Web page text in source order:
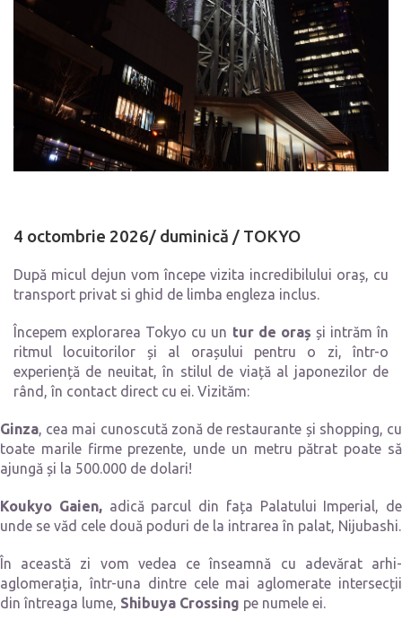
4 octombrie 2026/ duminică / TOKYO
După micul dejun vom începe vizita incredibilului oraș, cu
transport privat si ghid de limba engleza inclus.
Începem explorarea Tokyo cu un tur de oraș și intrăm în
ritmul locuitorilor și al orașului pentru o zi, într-o
experiență de neuitat, în stilul de viață al japonezilor de
rând, în contact direct cu ei. Vizităm:
Ginza, cea mai cunoscută zonă de restaurante și shopping, cu
toate marile firme prezente, unde un metru pătrat poate să
ajungă și la 500.000 de dolari!
Koukyo Gaien, adică parcul din fața Palatului Imperial, de
unde se văd cele două poduri de la intrarea în palat, Nijubashi.
În această zi vom vedea ce înseamnă cu adevărat arhi-
aglomerația, într-una dintre cele mai aglomerate intersecții
din întreaga lume, Shibuya Crossing pe numele ei.